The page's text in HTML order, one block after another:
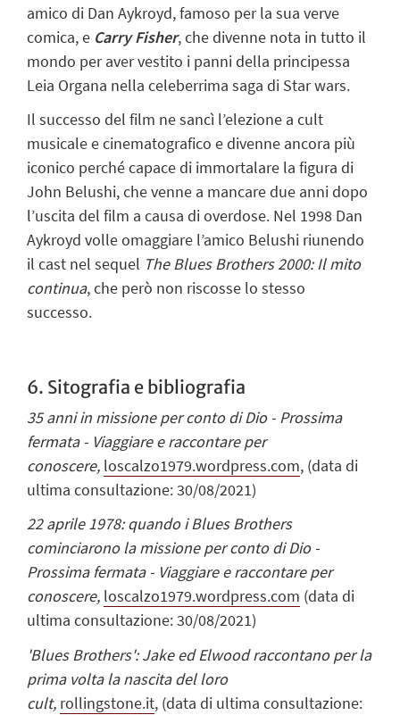
amico di Dan Aykroyd, famoso per la sua verve
comica, e Carry Fisher, che divenne nota in tutto il
mondo per aver vestito i panni della principessa
Leia Organa nella celeberrima saga di Star wars.
Il successo del film ne sancì l’elezione a cult
musicale e cinematografico e divenne ancora più
iconico perché capace di immortalare la figura di
John Belushi, che venne a mancare due anni dopo
l’uscita del film a causa di overdose. Nel 1998 Dan
Aykroyd volle omaggiare l’amico Belushi riunendo
il cast nel sequel The Blues Brothers 2000: Il mito
continua, che però non riscosse lo stesso
successo.
6. Sitografia e bibliografia
35 anni in missione per conto di Dio - Prossima
fermata - Viaggiare e raccontare per
conoscere, loscalzo1979.wordpress.com, (data di
ultima consultazione: 30/08/2021)
22 aprile 1978: quando i Blues Brothers
cominciarono la missione per conto di Dio -
Prossima fermata - Viaggiare e raccontare per
conoscere, loscalzo1979.wordpress.com (data di
ultima consultazione: 30/08/2021)
'Blues Brothers': Jake ed Elwood raccontano per la
prima volta la nascita del loro
cult, rollingstone.it, (data di ultima consultazione: